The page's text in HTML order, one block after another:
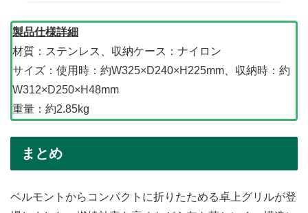
製品仕様詳細
材質：ステンレス、収納ケース：ナイロン
サイズ：使用時：約W325×D240×H225mm、収納時：約
W312×D250×H48mm
重量：約2.85kg
まとめ
ベルモントからコンパクトに折りたためる卓上グリルが登